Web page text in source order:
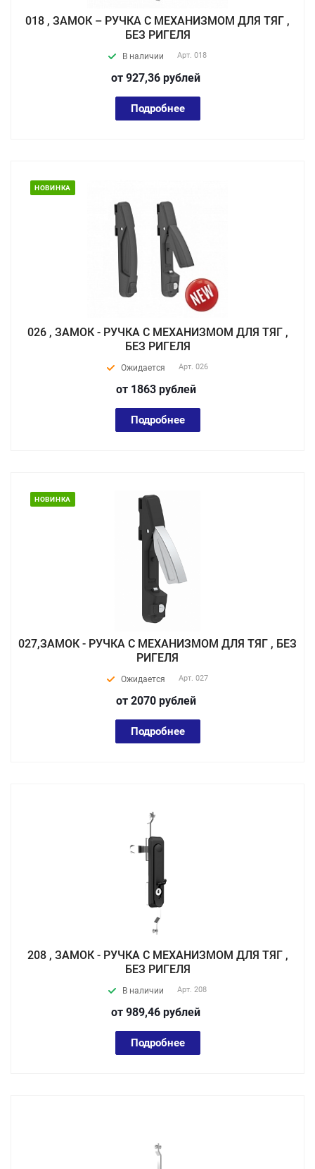
018 , ЗАМОК – РУЧКА С МЕХАНИЗМОМ ДЛЯ ТЯГ ,
БЕЗ РИГЕЛЯ
В наличии Арт. 018
от 927,36 рублей
Подробнее
НОВИНКА
026 , ЗАМОК - РУЧКА С МЕХАНИЗМОМ ДЛЯ ТЯГ ,
БЕЗ РИГЕЛЯ
Ожидается Арт. 026
от 1863 рублей
Подробнее
НОВИНКА
027,ЗАМОК - РУЧКА С МЕХАНИЗМОМ ДЛЯ ТЯГ , БЕЗ
РИГЕЛЯ
Ожидается Арт. 027
от 2070 рублей
Подробнее
208 , ЗАМОК - РУЧКА С МЕХАНИЗМОМ ДЛЯ ТЯГ ,
БЕЗ РИГЕЛЯ
В наличии Арт. 208
от 989,46 рублей
Подробнее